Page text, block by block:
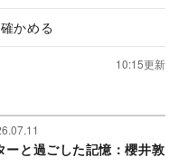
かめる
10:15更新
ーと過ごした記憶：櫻井敦